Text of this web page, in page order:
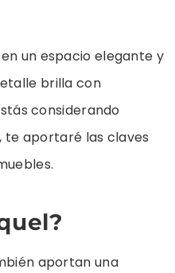
un espacio elegante y
brilla con
considerando
te aportaré las claves
aportan una